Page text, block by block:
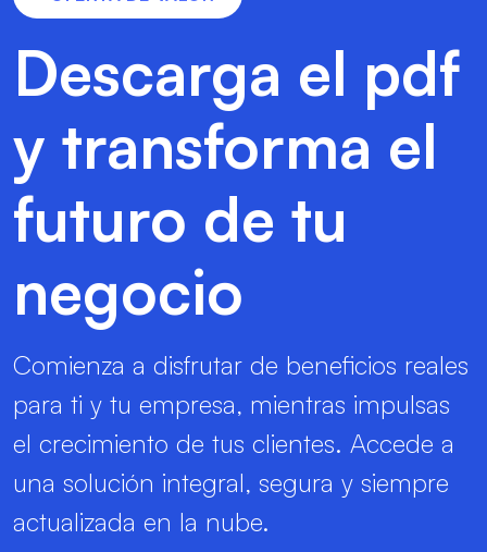
Descarga el pdf
y transforma el
futuro de tu
negocio
Comienza a disfrutar de beneficios reales
para ti y tu empresa, mientras impulsas
el crecimiento de tus clientes. Accede a
una solución integral, segura y siempre
actualizada en la nube.